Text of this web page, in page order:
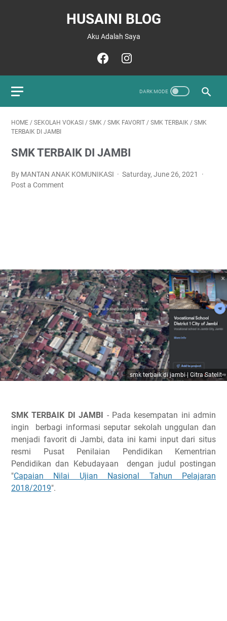
HUSAINI BLOG
Aku Adalah Saya
HOME / SEKOLAH VOKASI / SMK / SMK FAVORIT / SMK TERBAIK / SMK
TERBAIK DI JAMBI
SMK TERBAIK DI JAMBI
By MANTAN ANAK KOMUNIKASI
Saturday, June 26, 2021
Post a Comment
smk terbaik di jambi | Citra Satelit
SMK TERBAIK DI JAMBI - Pada kesempatan ini admin
ingin
berbagi informasi seputar sekolah unggulan dan
menjadi favorit di Jambi, data ini kami input dari situs
resmi Pusat Penilaian Pendidikan Kementrian
Pendidikan dan Kebudayaan
dengan judul postingan
"Capaian Nilai Ujian Nasional Tahun Pelajaran
2018/2019".